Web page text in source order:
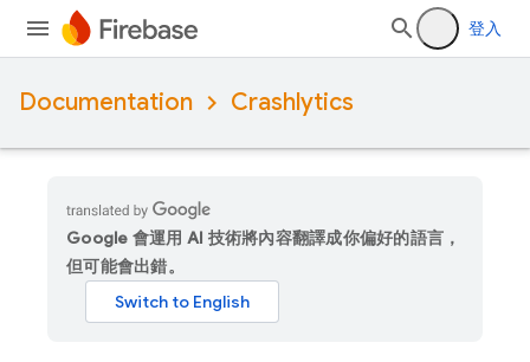
登入
Documentation Crashlytics
Google 會運用 AI 技術將內容翻譯成你偏好的語言，
但可能會出錯。